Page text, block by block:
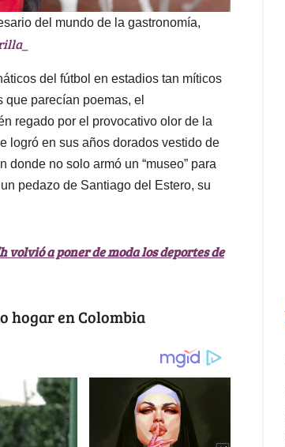
del mundo de la gastronomía,
del fútbol en estadios tan míticos
parecían poemas, el
regado por el provocativo olor de la
logró en sus años dorados vestido de
no solo armó un “museo” para
pedazo de Santiago del Estero, su
volvió a poner de moda los deportes de
hogar en Colombia